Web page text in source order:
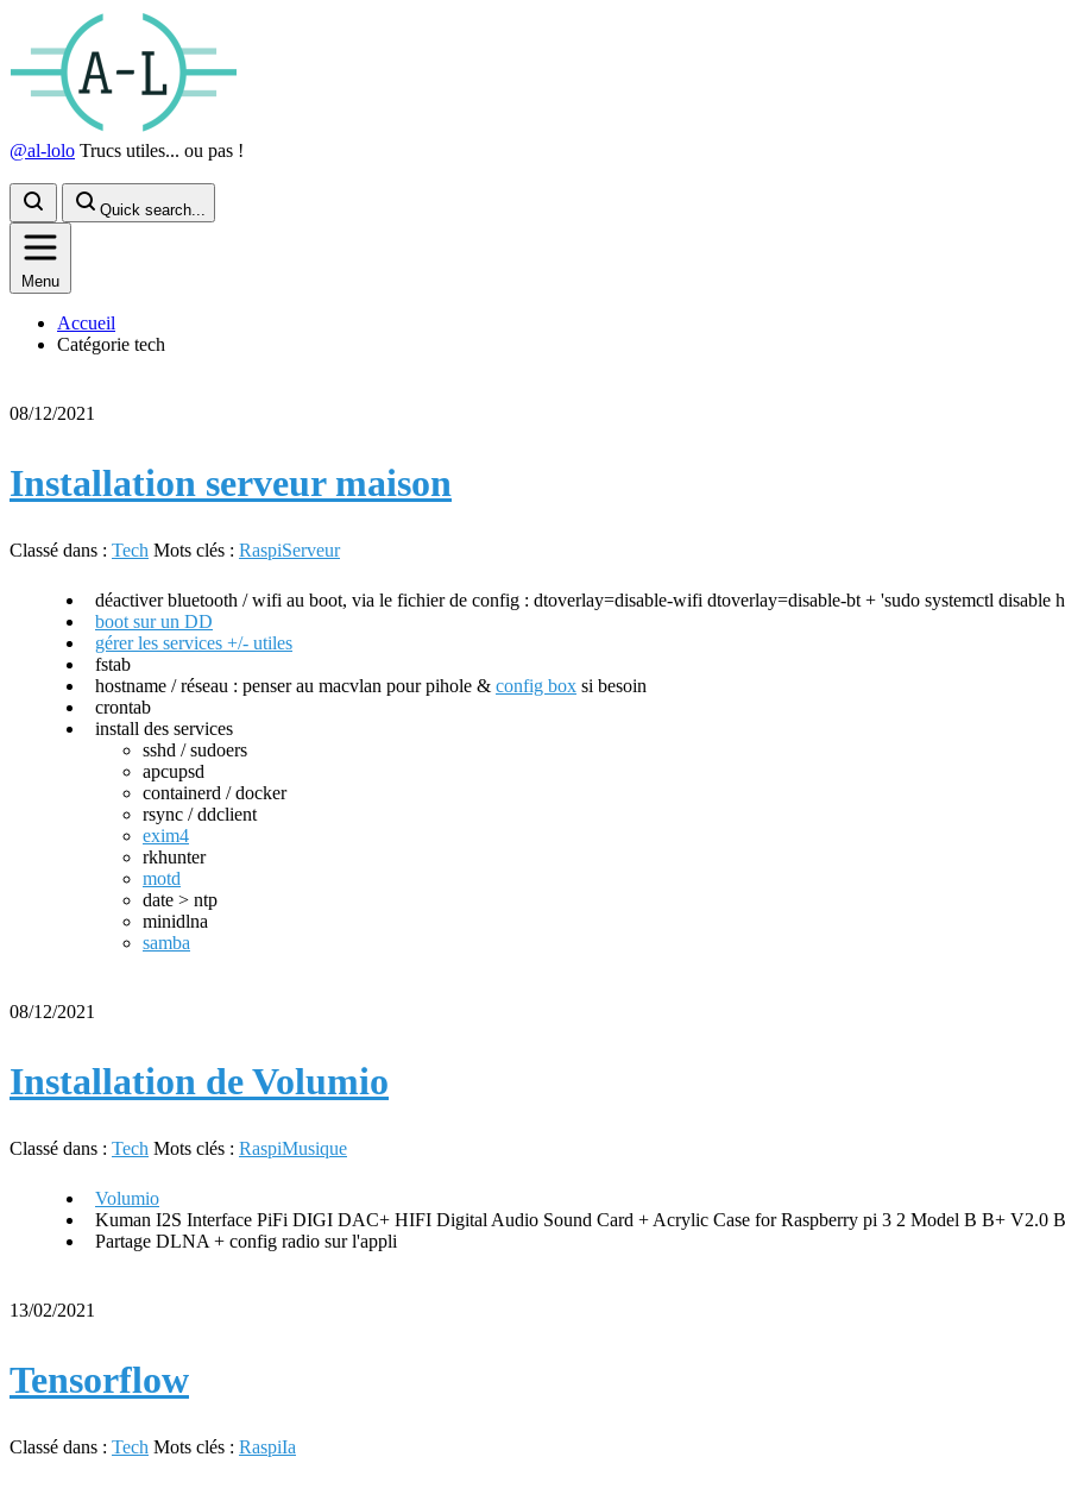
@al-lolo Trucs utiles... ou pas !
Quick search...
Menu
Accueil
Catégorie tech
08/12/2021
Installation serveur maison
Classé dans : Tech Mots clés : RaspiServeur
déactiver bluetooth / wifi au boot, via le fichier de config : dtoverlay=disable-wifi dtoverlay=disable-bt + 'sudo systemctl disable
boot sur un DD
gérer les services +/- utiles
fstab
hostname / réseau : penser au macvlan pour pihole & config box si besoin
crontab
install des services
sshd / sudoers
apcupsd
containerd / docker
rsync / ddclient
exim4
rkhunter
motd
date > ntp
minidlna
samba
08/12/2021
Installation de Volumio
Classé dans : Tech Mots clés : RaspiMusique
Volumio
Kuman I2S Interface PiFi DIGI DAC+ HIFI Digital Audio Sound Card + Acrylic Case for Raspberry pi 3 2 Model B B+ V2.0
Partage DLNA + config radio sur l'appli
13/02/2021
Tensorflow
Classé dans : Tech Mots clés : RaspiIa